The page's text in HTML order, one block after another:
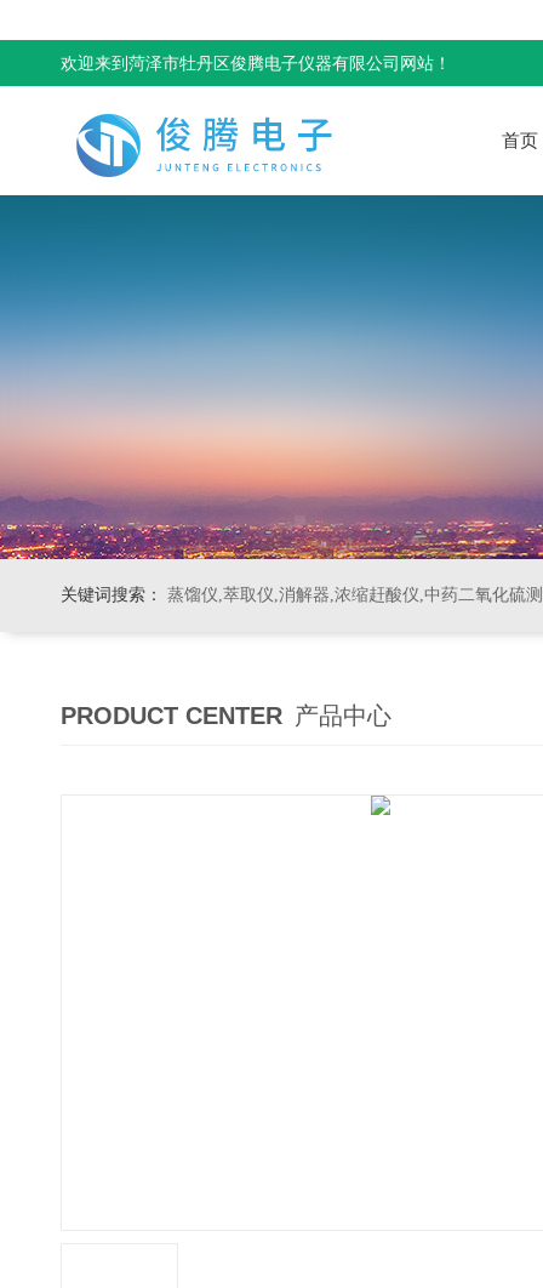
欢迎来到菏泽市牡丹区俊腾电子仪器有限公司网站！
首页
关键词搜索： 蒸馏仪,萃取仪,消解器,浓缩赶酸仪,中药二氧化硫
PRODUCT CENTER 产品中心